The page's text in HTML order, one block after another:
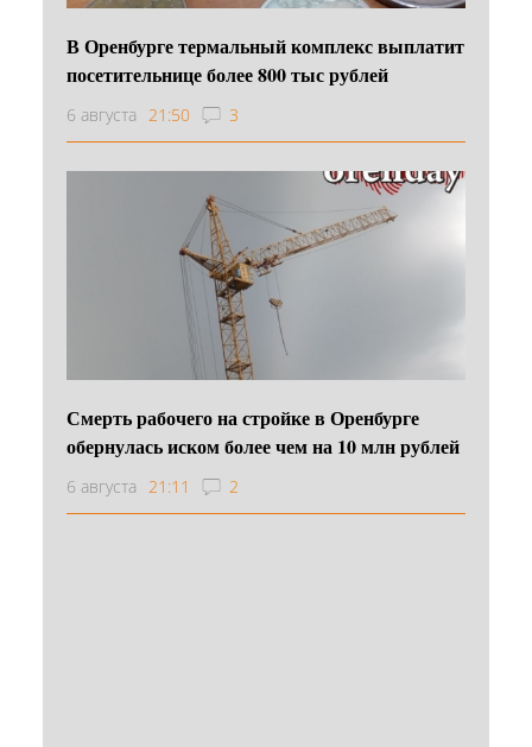
В Оренбурге термальный комплекс выплатит
посетительнице более 800 тыс рублей
6 августа 21:50 3
Смерть рабочего на стройке в Оренбурге
обернулась иском более чем на 10 млн рублей
6 августа 21:11 2